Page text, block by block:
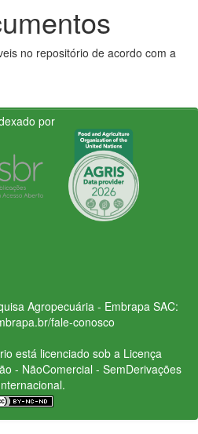
no repositório de acordo com a
por
Agropecuária - Embrapa SAC:
fale-conosco
está licenciado sob a Licença
- NãoComercial - SemDerivações